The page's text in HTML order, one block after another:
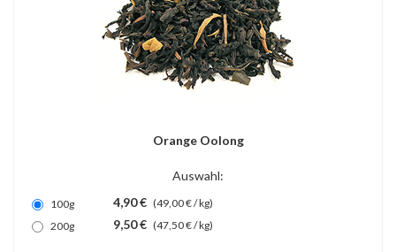
Orange Oolong
Auswahl:
100g 4,90 € (49,00 € / kg)
200g
9,50 € (47,50 € / kg)